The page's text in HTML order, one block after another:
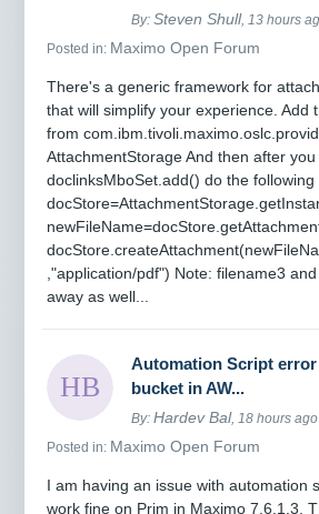
By:Steven Shull, 13 hours
Posted in: Maximo Open Forum
There's a generic framework for
that will simplify your experience. Add
from
AttachmentStorage And then after
doclinksMboSet.add() do the following
,"application/pdf") Note: filename3
away as well...
Automation Script
bucket in AW...
By:Hardev Bal, 18 hours ago
Posted in: Maximo Open Forum
I am having an issue with automation
work fine on Prim in Maximo 7.6.1.3.